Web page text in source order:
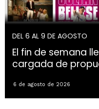
DEL 6 AL 9 DE AGOSTO
El fin de semana
cargada de
6 de agosto de 2026